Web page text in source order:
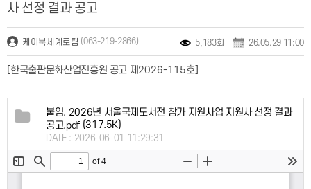
사 선정 결과 공고
케이북세계로팀 (063-219-2866) 5,183회 26.05.29 11:00
[한국출판문화산업진흥원 공고 제2026-115호]
붙임. 2026년 서울국제도서전 참가 지원사업 지원사 선정 결과
공고.pdf(317.5K)
DATE : 2026-06-01 11:29:31